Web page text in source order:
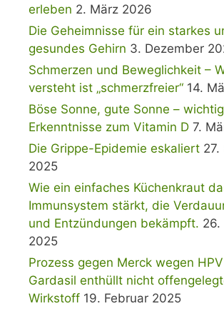
erleben 2. März 2026
Die Geheimnisse für ein starkes
gesundes Gehirn 3. Dezember
Schmerzen und Beweglichkeit –
versteht ist „schmerzfreier“ 14.
Böse Sonne, gute Sonne –
Erkenntnisse zum Vitamin D 7.
Die Grippe-Epidemie eskaliert 27.
2025
Wie ein einfaches Küchenkraut
Immunsystem stärkt, die
und Entzündungen bekämpft. 26.
2025
Prozess gegen Merck wegen
Gardasil enthüllt nicht
Wirkstoff 19. Februar 2025